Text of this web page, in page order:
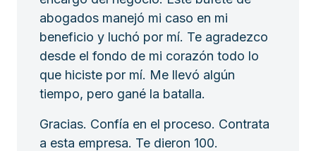
abogados manejó mi caso en mi
beneficio y luchó por mí. Te agradezco
desde el fondo de mi corazón todo lo
que hiciste por mí. Me llevó algún
tiempo, pero gané la batalla.
Gracias. Confía en el proceso. Contrata
a esta empresa. Te dieron 100.